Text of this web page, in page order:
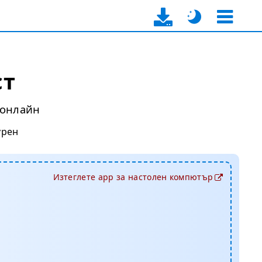
Изтеглете app за настолен компютър